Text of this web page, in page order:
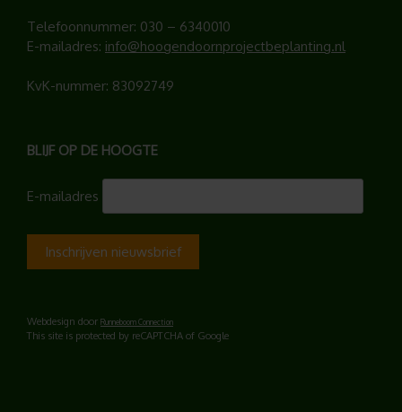
Telefoonnummer: 030 – 6340010
E-mailadres: info@hoogendoornprojectbeplanting.nl
KvK-nummer: 83092749
BLIJF OP DE HOOGTE
E-mailadres
Webdesign door Runneboom Connection
This site is protected by reCAPTCHA of Google